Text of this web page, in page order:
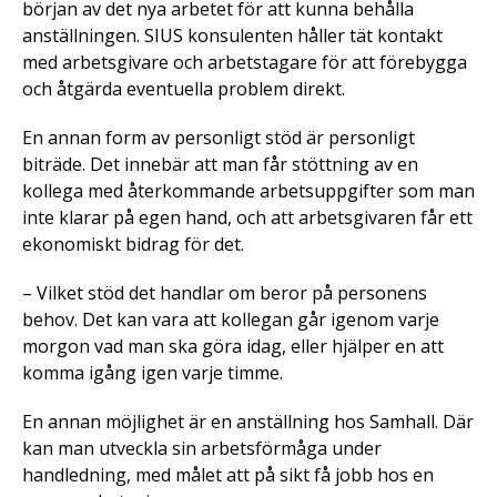
början av det nya arbetet för att kunna behålla
anställningen. SIUS konsulenten håller tät kontakt
med arbetsgivare och arbetstagare för att förebygga
och åtgärda eventuella problem direkt.
En annan form av personligt stöd är personligt
biträde. Det innebär att man får stöttning av en
kollega med återkommande arbetsuppgifter som man
inte klarar på egen hand, och att arbetsgivaren får ett
ekonomiskt bidrag för det.
– Vilket stöd det handlar om beror på personens
behov. Det kan vara att kollegan går igenom varje
morgon vad man ska göra idag, eller hjälper en att
komma igång igen varje timme.
En annan möjlighet är en anställning hos Samhall. Där
kan man utveckla sin arbetsförmåga under
handledning, med målet att på sikt få jobb hos en